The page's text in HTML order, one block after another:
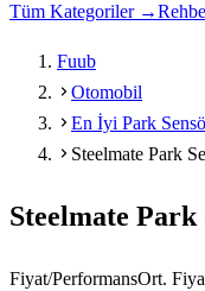
Tüm Kategoriler →
Fuub
Otomobil
En İyi Park
Steelmate Park
Steelmate Park
Fiyat/PerformansOrt.